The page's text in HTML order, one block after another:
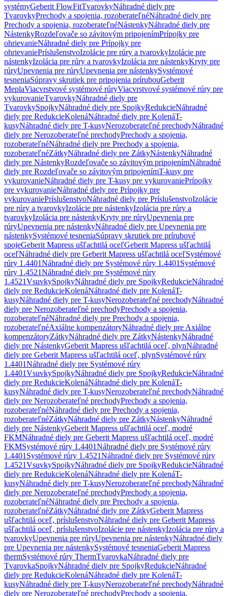
systémyGeberit FlowFitTvarovkyNáhradné diely pre
TvarovkyPrechody a spojenia, rozoberateľnéNáhradné diely pre
Prechody a spojenia, rozoberateľnéNástenkyNáhradné diely pre
NástenkyRozdeľovače so závitovým pripojenímPrípojky pre
ohrievanieNáhradné diely pre Prípojky pre
ohrievaniePríslušenstvoIzolácie pre rúry a tvarovkyIzolácie pre
nástenkyIzolácia pre rúry a tvarovkyIzolácia pre nástenkyKryty pre
rúryUpevnenia pre rúryUpevnenia pre nástenkySystémové
tesneniaSúpravy skrutiek pre pripojenia prírubouGeberit
MeplaViacvrstvové systémové rúryViacvrstvové systémové rúry pre
vykurovanieTvarovkyNáhradné diely pre
TvarovkySpojkyNáhradné diely pre SpojkyRedukcieNáhradné
diely pre RedukcieKolenáNáhradné diely pre KolenáT-
kusyNáhradné diely pre T-kusyNerozoberateľné prechodyNáhradné
diely pre Nerozoberateľné prechodyPrechody a spojenia,
rozoberateľnéNáhradné diely pre Prechody a spojenia,
rozoberateľnéZátkyNáhradné diely pre ZátkyNástenkyNáhradné
diely pre NástenkyRozdeľovače so závitovým pripojenímNáhradné
diely pre Rozdeľovače so závitovým pripojenímT-kusy pre
vykurovanieNáhradné diely pre T-kusy pre vykurovaniePrípojky
pre vykurovanieNáhradné diely pre Prípojky pre
vykurovaniePríslušenstvoNáhradné diely pre PríslušenstvoIzolácie
pre rúry a tvarovkyIzolácie pre nástenkyIzolácia pre rúry a
tvarovkyIzolácia pre nástenkyKryty pre rúryUpevnenia pre
rúryUpevnenia pre nástenkyNáhradné diely pre Upevnenia pre
nástenkySystémové tesneniaSúpravy skrutiek pre prírubové
spojeGeberit Mapress ušľachtilá oceľGeberit Mapress ušľachtilá
oceľNáhradné diely pre Geberit Mapress ušľachtilá oceľSystémové
rúry 1.4401Náhradné diely pre Systémové rúry 1.4401 Systémové
rúry 1.4521Náhradné diely pre Systémové rúry
1.4521VsuvkySpojkyNáhradné diely pre SpojkyRedukcieNáhradné
diely pre RedukcieKolenáNáhradné diely pre KolenáT-
kusyNáhradné diely pre T-kusyNerozoberateľné prechodyNáhradné
diely pre Nerozoberateľné prechodyPrechody a spojenia,
rozoberateľnéNáhradné diely pre Prechody a spojenia,
rozoberateľnéAxiálne kompenzátoryNáhradné diely pre Axiálne
kompenzátoryZátkyNáhradné diely pre ZátkyNástenkyNáhradné
diely pre NástenkyGeberit Mapress ušľachtilá oceľ, plynNáhradné
diely pre Geberit Mapress ušľachtilá oceľ, plynSystémové rúry
1.4401Náhradné diely pre Systémové rúry
1.4401VsuvkySpojkyNáhradné diely pre SpojkyRedukcieNáhradné
diely pre RedukcieKolenáNáhradné diely pre KolenáT-
kusyNáhradné diely pre T-kusyNerozoberateľné prechodyNáhradné
diely pre Nerozoberateľné prechodyPrechody a spojenia,
rozoberateľnéNáhradné diely pre Prechody a spojenia,
rozoberateľnéZátkyNáhradné diely pre ZátkyNástenkyNáhradné
diely pre NástenkyGeberit Mapress ušľachtilá oceľ, modré
FKMNáhradné diely pre Geberit Mapress ušľachtilá oceľ, modré
FKMSystémové rúry 1.4401Náhradné diely pre Systémové rúry
1.4401 Systémové rúry 1.4521Náhradné diely pre Systémové rúry
1.4521VsuvkySpojkyNáhradné diely pre SpojkyRedukcieNáhradné
diely pre RedukcieKolenáNáhradné diely pre KolenáT-
kusyNáhradné diely pre T-kusyNerozoberateľné prechodyNáhradné
diely pre Nerozoberateľné prechodyPrechody a spojenia,
rozoberateľnéNáhradné diely pre Prechody a spojenia,
rozoberateľnéZátkyNáhradné diely pre ZátkyGeberit Mapress
ušľachtilá oceľ, príslušenstvoNáhradné diely pre Geberit Mapress
ušľachtilá oceľ, príslušenstvoIzolácie pre nástenkyIzolácia pre rúry a
tvarovkyUpevnenia pre rúryUpevnenia pre nástenkyNáhradné diely
pre Upevnenia pre nástenkySystémové tesneniaGeberit Mapress
thermSystémové rúry ThermTvarovkaNáhradné diely pre
TvarovkaSpojkyNáhradné diely pre SpojkyRedukcieNáhradné
diely pre RedukcieKolenáNáhradné diely pre KolenáT-
kusyNáhradné diely pre T-kusyNerozoberateľné prechodyNáhradné
diely pre Nerozoberateľné prechodyPrechody a spojenia,